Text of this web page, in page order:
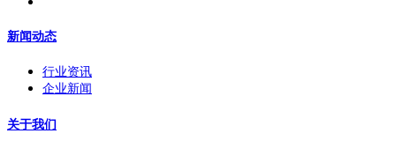
新闻动态
行业资讯
企业新闻
关于我们